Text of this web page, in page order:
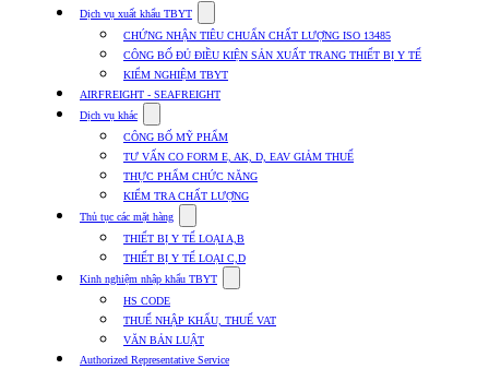
Dịch vụ xuất khẩu TBYT
submenu
for
Dịch
vụ
xuất
TBYT
CHỨNG NHẬN TIÊU CHUẨN CHẤT LƯỢNG ISO 13485
CÔNG BỐ ĐỦ ĐIỀU KIỆN SẢN XUẤT TRANG THIẾT BỊ Y TẾ
KIỂM NGHIỆM TBYT
AIRFREIGHT - SEAFREIGHT
Dịch vụ khác
submenu
for
Dịch
vụ
khác
CÔNG BỐ MỸ PHẨM
TƯ VẤN CO FORM E, AK, D, EAV GIẢM THUẾ
THỰC PHẨM CHỨC NĂNG
KIỂM TRA CHẤT LƯỢNG
Thủ tục các mặt hàng
submenu
for
Thủ
tục
mặt
hàng
THIẾT BỊ Y TẾ LOẠI A,B
THIẾT BỊ Y TẾ LOẠI C,D
Kinh nghiệm nhập khẩu TBYT
submenu
Kinh
HS CODE
THUẾ NHẬP KHẨU, THUẾ VAT
VĂN BẢN LUẬT
Authorized Representative Service